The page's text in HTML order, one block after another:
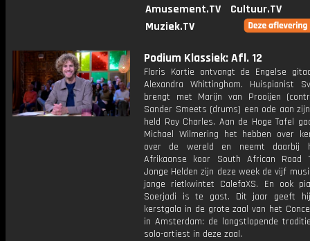
Amusement.TV
Cultuur.TV
Muziek.TV
Podium Klassiek: Afl. 12
Floris Kortie ontvangt de Engelse
Alexandra Whittingham. Huispianist
brengt met Marijn van Prooijen
Sander Smeets (drums) een ode aan
held Ray Charles. Aan de Hoge Tafel
Michael Wilmering het hebben over
over de wereld en neemt daarbij
Afrikaanse koor South African Road
Jonge Helden zijn deze week de vijf
jonge rietkwintet CalefaXS. En ook
Soerjadi is te gast. Dit jaar geeft
kerstgala in de grote zaal van het
in Amsterdam: de langstlopende
solo-artiest in deze zaal.